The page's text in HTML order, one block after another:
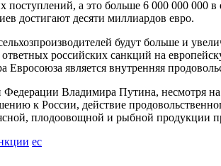
а это больше 6 000 000 000
достигают десяти миллиардов евро.
будут больше и
российских санкций на
Евросоюза является внутренняя
Владимира Путина, несмотря
к России, действие
плодоовощной и рыбной
ес